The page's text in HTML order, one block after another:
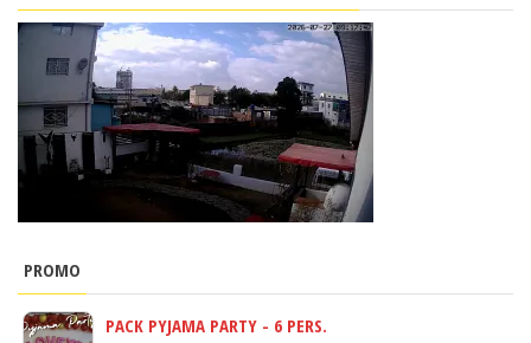
PROMO
PACK PYJAMA PARTY - 6 PERS.